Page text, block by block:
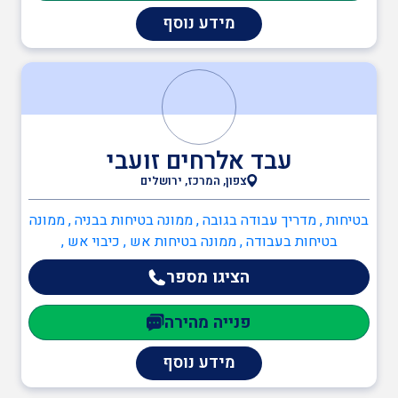
גמר בניה
מידע נוסף
עבד אלרחים זועבי
צפון, המרכז, ירושלים
בטיחות , מדריך עבודה בגובה , ממונה בטיחות בבניה , ממונה
בטיחות בעבודה , ממונה בטיחות אש , כיבוי אש ,
כתיבה/עדכון תיק שטח , כתיבה/עדכון תיק מפעל , הקמה,
הכנה ותרגול צוותי חירום מפעליים , יועץ בטיחות אש ,
ממונה בטיחות אש , ענף הבנייה , עוזר בטיחות , מנהל
עבודה
הציגו מספר
פנייה מהירה
מידע נוסף